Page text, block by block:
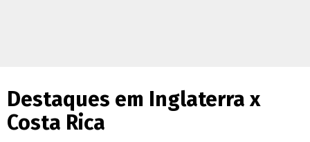
Destaques em Inglaterra x
Costa Rica